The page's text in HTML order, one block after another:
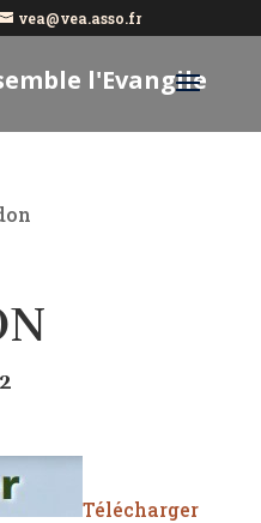
vea@vea.asso.fr
l'Evangile
Télécharger